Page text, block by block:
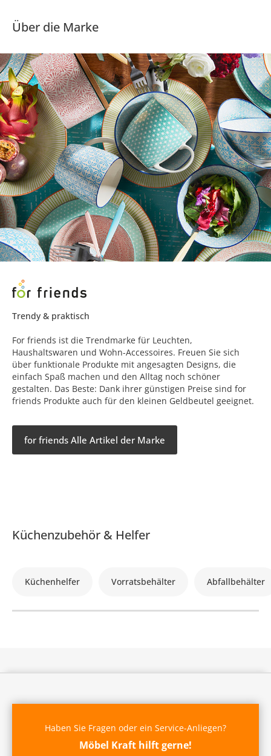
Über die Marke
Trendy & praktisch
For friends ist die Trendmarke für Leuchten,
Haushaltswaren und Wohn-Accessoires. Freuen Sie sich
über funktionale Produkte mit angesagten Designs, die
einfach Spaß machen und den Alltag noch schöner
gestalten. Das Beste: Dank ihrer günstigen Preise sind for
friends Produkte auch für den kleinen Geldbeutel geeignet.
for friends Alle Artikel der Marke
Küchenzubehör & Helfer
Küchenhelfer Vorratsbehälter Abfallbehälter
Haben Sie Fragen oder ein Service-Anliegen?
Möbel Kraft hilft gerne!